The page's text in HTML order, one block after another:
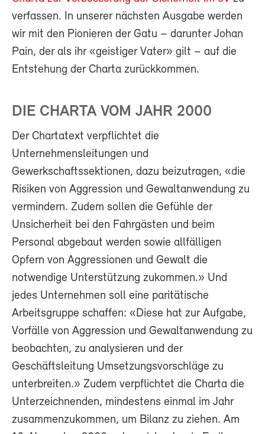
verfassen. In unserer nächsten Ausgabe werden
wir mit den Pionieren der Gatu – darunter Johan
Pain, der als ihr «geistiger Vater» gilt – auf die
Entstehung der Charta zurückkommen.
DIE CHARTA VOM JAHR 2000
Der Chartatext verpflichtet die
Unternehmensleitungen und
Gewerkschaftssektionen, dazu beizutragen, «die
Risiken von Aggression und Gewaltanwendung zu
vermindern. Zudem sollen die Gefühle der
Unsicherheit bei den Fahrgästen und beim
Personal abgebaut werden sowie allfälligen
Opfern von Aggressionen und Gewalt die
notwendige Unterstützung zukommen.» Und
jedes Unternehmen soll eine paritätische
Arbeitsgruppe schaffen: «Diese hat zur Aufgabe,
Vorfälle von Aggression und Gewaltanwendung zu
beobachten, zu analysieren und der
Geschäftsleitung Umsetzungsvorschläge zu
unterbreiten.» Zudem verpflichtet die Charta die
Unterzeichnenden, mindestens einmal im Jahr
zusammenzukommen, um Bilanz zu ziehen. Am